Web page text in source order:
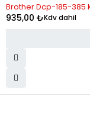
Brother Dcp-185-385
935,00 ₺Kdv dahil